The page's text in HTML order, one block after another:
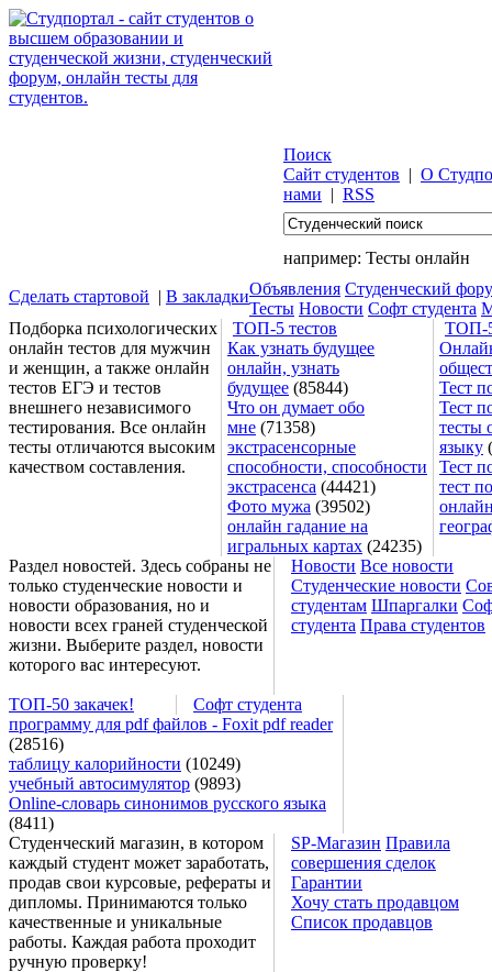
Поиск
Сайт студентов | О
нами | RSS
например: Тесты онлайн
Сделать стартовой | В закладкиОбъявления Студенческий
Тесты Новости Софт студента
Подборка психологических
онлайн тестов для мужчин
и женщин, а также онлайн
тестов ЕГЭ и тестов
внешнего независимого
тестирования. Все онлайн
тесты отличаются высоким
качеством составления.
ТОП-5 тестов
ТОП-
Как узнать будущее
онлайн, узнать
будущее (85844)
Что он думает обо
мне (71358)
экстрасенсорные
способности, способности
экстрасенса (44421)
Фото мужа (39502)
онлайн гадание на
игральных картах (24235)
Тест
Тест
тесты
языку
Тест
тест
Раздел новостей. Здесь собраны не
только студенческие новости и
новости образования, но и
новости всех граней студенческой
жизни. Выберите раздел, новости
которого вас интересуют.
Новости Все новости
Студенческие новости
студентам Шпаргалки
студента Права студентов
ТОП-50 закачек!
Софт студента
программу для pdf файлов - Foxit pdf reader
(28516)
таблицу калорийности (10249)
учебный автосимулятор (9893)
Online-словарь синонимов русского языка
(8411)
Студенческий магазин, в котором
каждый студент может заработать,
продав свои курсовые, рефераты и
дипломы. Принимаются только
качественные и уникальные
работы. Каждая работа проходит
ручную проверку!
SP-Магазин Правила
совершения сделок
Гарантии
Хочу стать продавцом
Список продавцов